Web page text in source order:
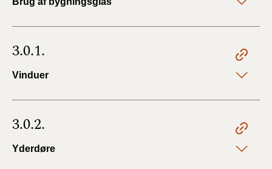
3.0.1.
Vinduer
3.0.2.
Yderdøre